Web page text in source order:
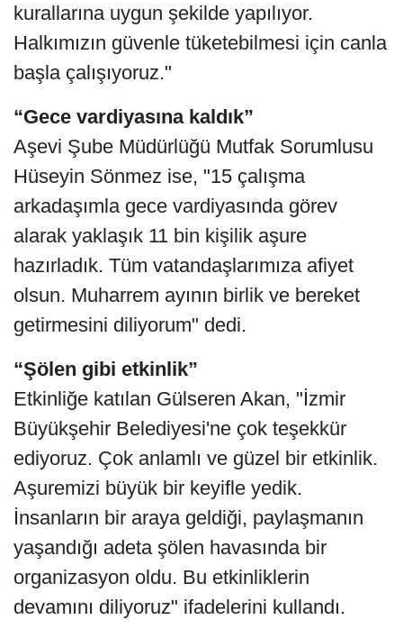
kurallarına uygun şekilde yapılıyor.
Halkımızın güvenle tüketebilmesi için canla
başla çalışıyoruz."
“Gece vardiyasına kaldık”
Aşevi Şube Müdürlüğü Mutfak Sorumlusu
Hüseyin Sönmez ise, "15 çalışma
arkadaşımla gece vardiyasında görev
alarak yaklaşık 11 bin kişilik aşure
hazırladık. Tüm vatandaşlarımıza afiyet
olsun. Muharrem ayının birlik ve bereket
getirmesini diliyorum" dedi.
“Şölen gibi etkinlik”
Etkinliğe katılan Gülseren Akan, "İzmir
Büyükşehir Belediyesi'ne çok teşekkür
ediyoruz. Çok anlamlı ve güzel bir etkinlik.
Aşuremizi büyük bir keyifle yedik.
İnsanların bir araya geldiği, paylaşmanın
yaşandığı adeta şölen havasında bir
organizasyon oldu. Bu etkinliklerin
devamını diliyoruz" ifadelerini kullandı.